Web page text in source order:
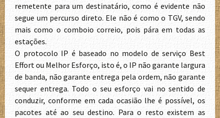
remetente para um destinatário, como é evidente não
segue um percurso direto. Ele não é como o TGV, sendo
mais como o comboio correio, pois pára em todas as
estações.
O protocolo IP é baseado no modelo de serviço Best
Effort ou Melhor Esforço, isto é, o IP não garante largura
de banda, não garante entrega pela ordem, não garante
sequer entrega. Todo o seu esforço vai no sentido de
conduzir, conforme em cada ocasião lhe é possível, os
pacotes até ao seu destino. Para o resto existem as